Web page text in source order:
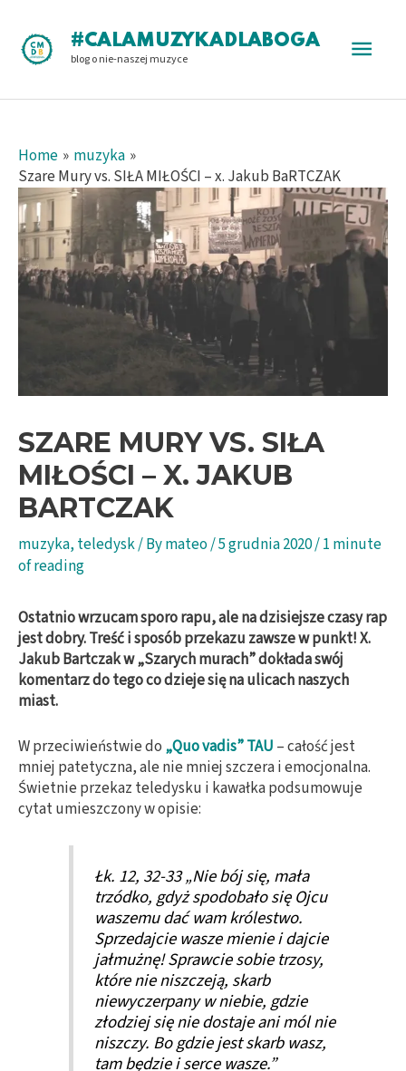
content
#CALAMUZYKADLABOGA
blog o nie-naszej muzyce
Main
Home
muzyka
Szare Mury vs. SIŁA MIŁOŚCI – x. Jakub BaRTCZAK
SZARE MURY VS. SIŁA
MIŁOŚCI – X. JAKUB
BARTCZAK
muzyka, teledysk/ Bymateo/5 grudnia 2020/1 minute
of reading
Ostatnio wrzucam sporo rapu, ale na dzisiejsze czasy rap
jest dobry. Treść i sposób przekazu zawsze w punkt! X.
Jakub Bartczak w „Szarych murach” dokłada swój
komentarz do tego co dzieje się na ulicach naszych
miast.
W przeciwieństwie do „Quo vadis” TAU – całość jest
mniej patetyczna, ale nie mniej szczera i emocjonalna.
Świetnie przekaz teledysku i kawałka podsumowuje
cytat umieszczony w opisie:
Łk. 12, 32-33 „Nie bój się, mała
trzódko, gdyż spodobało się Ojcu
waszemu dać wam królestwo.
Sprzedajcie wasze mienie i dajcie
jałmużnę! Sprawcie sobie trzosy,
które nie niszczeją, skarb
niewyczerpany w niebie, gdzie
złodziej się nie dostaje ani mól nie
niszczy. Bo gdzie jest skarb wasz,
tam będzie i serce wasze.”